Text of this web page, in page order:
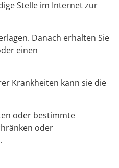
Stelle im Internet zur
Danach erhalten Sie
einen
Krankheiten kann sie die
oder bestimmte
oder